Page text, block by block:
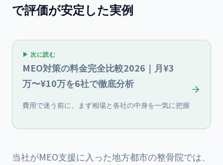
で評価が安定した実例
▶ 次に読む
MEO対策の料金完全比較2026｜月¥3
万〜¥10万を6社で徹底分析
費用で迷う前に、まず相場と各社の中身を一気に把握
当社がMEO支援に入った地方都市の整骨院では、